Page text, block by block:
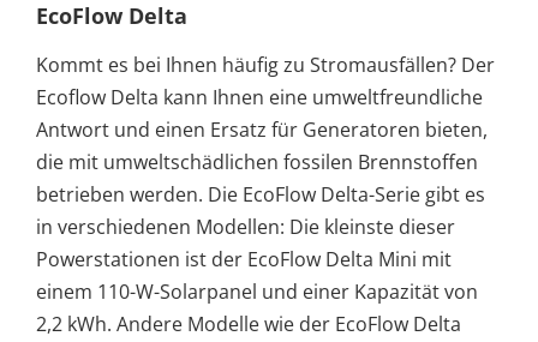
EcoFlow Delta
Kommt es bei Ihnen häufig zu Stromausfällen? Der
Ecoflow Delta kann Ihnen eine umweltfreundliche
Antwort und einen Ersatz für Generatoren bieten,
die mit umweltschädlichen fossilen Brennstoffen
betrieben werden. Die EcoFlow Delta-Serie gibt es
in verschiedenen Modellen: Die kleinste dieser
Powerstationen ist der EcoFlow Delta Mini mit
einem 110-W-Solarpanel und einer Kapazität von
2,2 kWh. Andere Modelle wie der EcoFlow Delta